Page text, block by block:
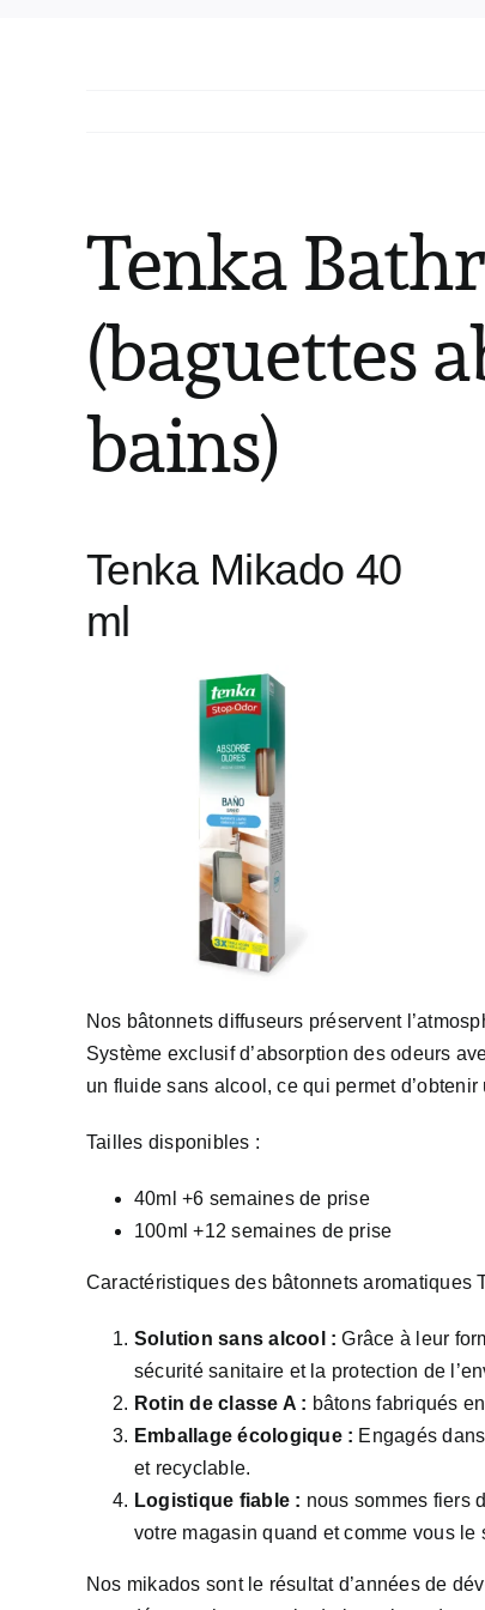
Tenka
(baguettes
bains)
Tenka Mikado 40
ml
Nos bâtonnets diffuseurs préservent
Système exclusif d’absorption des odeurs
un fluide sans alcool, ce qui permet
Tailles disponibles :
40ml +6 semaines de prise
100ml +12 semaines de prise
Caractéristiques des bâtonnets aromatiques
Solution sans alcool : Grâce à leur
sécurité sanitaire et la protection de
Rotin de classe A : bâtons fabriqués
Emballage écologique : Engagés
et recyclable.
Logistique fiable : nous sommes fiers
votre magasin quand et comme vous le
Nos mikados sont le résultat d’années de